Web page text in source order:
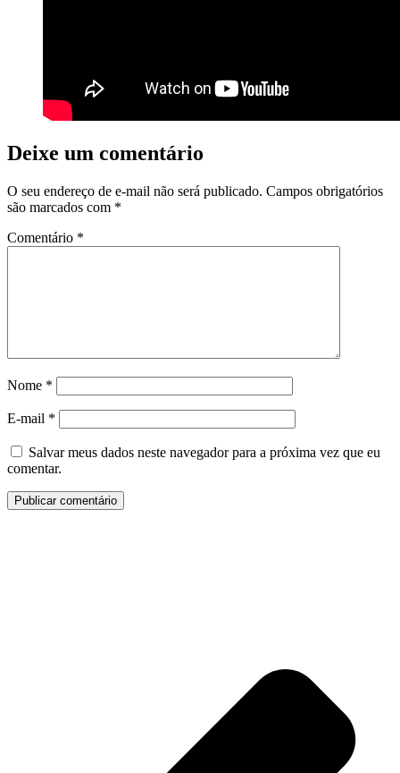
Deixe um comentário
O seu endereço de e-mail não será publicado. Campos obrigatórios
são marcados com *
Comentário *
Nome *
E-mail *
Salvar meus dados neste navegador para a próxima vez que eu
comentar.